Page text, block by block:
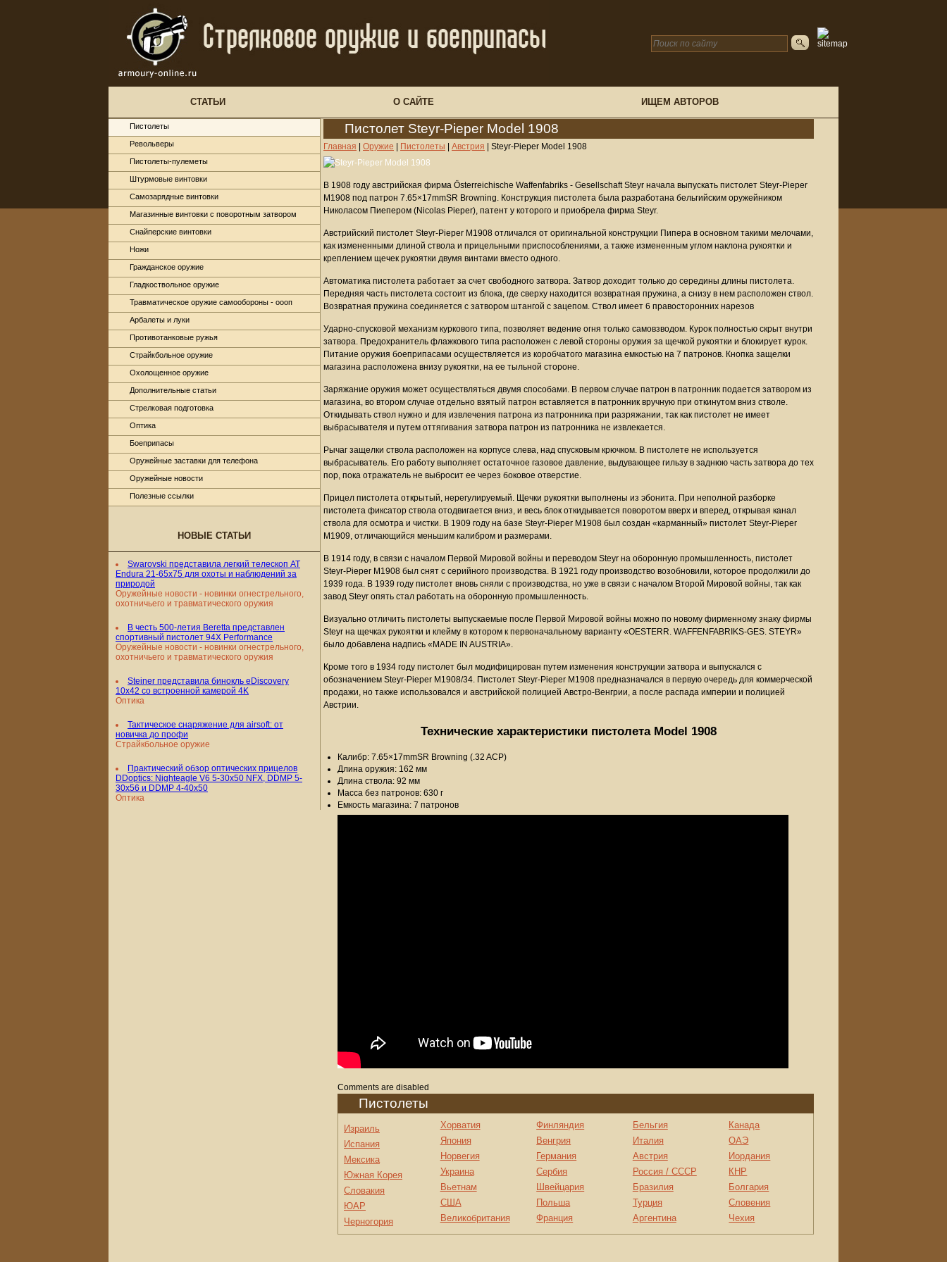
СТАТЬИ О САЙТЕ ИЩЕМ АВТОРОВ
Пистолет Steyr-Pieper Model 1908
Главная Оружие Пистолеты Австрия Steyr-Pieper Model 1908
В 1908 году австрийская фирма Österreichische Waffenfabriks - Gesellschaft Steyr начала выпускать пистолет Steyr-Pieper
M1908 под патрон 7.65×17mmSR Browning. Конструкция пистолета была разработана бельгийским оружейником
Николасом Пиепером (Nicolas Pieper), патент у которого и приобрела фирма Steyr.
Австрийский пистолет Steyr-Pieper M1908 отличался от оригинальной конструкции Пипера в основном такими мелочами,
как измененными длиной ствола и прицельными приспособлениями, а также измененным углом наклона рукоятки и
креплением щечек рукоятки двумя винтами вместо одного.
Автоматика пистолета работает за счет свободного затвора. Затвор доходит только до середины длины пистолета.
Передняя часть пистолета состоит из блока, где сверху находится возвратная пружина, а снизу в нем расположен ствол.
Возвратная пружина соединяется с затвором штангой с зацепом. Ствол имеет 6 правосторонних нарезов
Ударно-спусковой механизм куркового типа, позволяет ведение огня только самовзводом. Курок полностью скрыт внутри
затвора. Предохранитель флажкового типа расположен с левой стороны оружия за щечкой рукоятки и блокирует курок.
Питание оружия боеприпасами осуществляется из коробчатого магазина емкостью на 7 патронов. Кнопка защелки
магазина расположена внизу рукоятки, на ее тыльной стороне.
Заряжание оружия может осуществляться двумя способами. В первом случае патрон в патронник подается затвором из
магазина, во втором случае отдельно взятый патрон вставляется в патронник вручную при откинутом вниз стволе.
Откидывать ствол нужно и для извлечения патрона из патронника при разряжании, так как пистолет не имеет
выбрасывателя и путем оттягивания затвора патрон из патронника не извлекается.
Рычаг защелки ствола расположен на корпусе слева, над спусковым крючком. В пистолете не используется
выбрасыватель. Его работу выполняет остаточное газовое давление, выдувающее гильзу в заднюю часть затвора до тех
пор, пока отражатель не выбросит ее через боковое отверстие.
Прицел пистолета открытый, нерегулируемый. Щечки рукоятки выполнены из эбонита. При неполной разборке
пистолета фиксатор ствола отодвигается вниз, и весь блок откидывается поворотом вверх и вперед, открывая канал
ствола для осмотра и чистки. В 1909 году на базе Steyr-Pieper M1908 был создан «карманный» пистолет Steyr-Pieper
M1909, отличающийся меньшим калибром и размерами.
В 1914 году, в связи с началом Первой Мировой войны и переводом Steyr на оборонную промышленность, пистолет
Steyr-Pieper M1908 был снят с серийного производства. В 1921 году производство возобновили, которое продолжили до
1939 года. В 1939 году пистолет вновь сняли с производства, но уже в связи с началом Второй Мировой войны, так как
завод Steyr опять стал работать на оборонную промышленность.
Визуально отличить пистолеты выпускаемые после Первой Мировой войны можно по новому фирменному знаку фирмы
Steyr на щечках рукоятки и клейму в котором к первоначальному варианту «OESTERR. WAFFENFABRIKS-GES. STEYR»
было добавлена надпись «MADE IN AUSTRIA».
Кроме того в 1934 году пистолет был модифицирован путем изменения конструкции затвора и выпускался с
обозначением Steyr-Pieper M1908/34. Пистолет Steyr-Pieper M1908 предназначался в первую очередь для коммерческой
продажи, но также использовался и австрийской полицией Австро-Венгрии, а после распада империи и полицией
Австрии.
Технические характеристики пистолета Model 1908
Калибр: 7.65×17mmSR Browning (.32 ACP)
Длина оружия: 162 мм
Длина ствола: 92 мм
Масса без патронов: 630 г
Емкость магазина: 7 патронов
Comments are disabled
Пистолеты
Израиль
Испания
Мексика
Южная Корея
Словакия
ЮАР
Черногория
Хорватия
Япония
Норвегия
Украина
Вьетнам
США
Великобритания
Финляндия
Венгрия
Германия
Сербия
Швейцария
Польша
Франция
Бельгия
Италия
Австрия
Россия / СССР
Бразилия
Турция
Аргентина
Канада
ОАЭ
Иордания
КНР
Болгария
Словения
Чехия
Пистолеты
Револьверы
Пистолеты-пулеметы
Штурмовые винтовки
Самозарядные винтовки
Магазинные винтовки с поворотным затвором
Снайперские винтовки
Ножи
Гражданское оружие
Гладкоствольное оружие
Травматическое оружие самообороны - оооп
Арбалеты и луки
Противотанковые ружья
Страйкбольное оружие
Охолощенное оружие
Дополнительные статьи
Стрелковая подготовка
Оптика
Боеприпасы
Оружейные заставки для телефона
Оружейные новости
Полезные ссылки
НОВЫЕ СТАТЬИ
Swarovski представила легкий телескоп AT
Endura 21-65x75 для охоты и наблюдений за
природой
Оружейные новости - новинки огнестрельного,
охотничьего и травматического оружия
В честь 500-летия Beretta представлен
спортивный пистолет 94X Performance
Оружейные новости - новинки огнестрельного,
охотничьего и травматического оружия
Steiner представила бинокль eDiscovery
10x42 со встроенной камерой 4K
Оптика
Тактическое снаряжение для airsoft: от
новичка до профи
Страйкбольное оружие
Практический обзор оптических прицелов
DDoptics: Nighteagle V6 5-30x50 NFX, DDMP 5-
30x56 и DDMP 4-40x50
Оптика